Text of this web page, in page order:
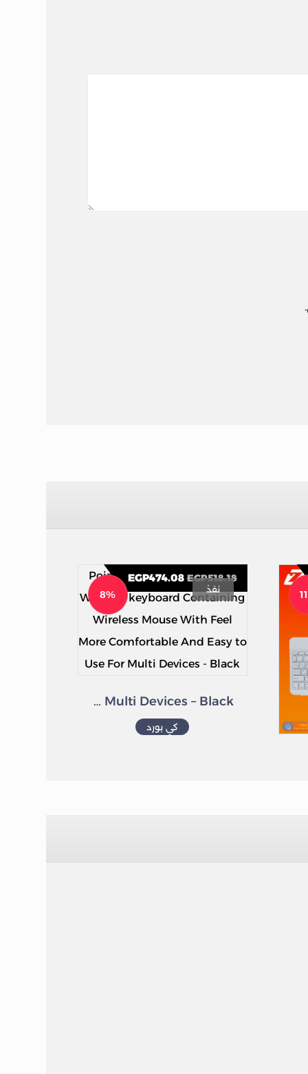
Point PT-801 Multimedia Wireless keyboard Containing Wireless Mouse With Feel More Comfortable And Easy to Use For Multi Devices – Black
كي بورد
EGP518.18
EGP474.08
نفذ 8%